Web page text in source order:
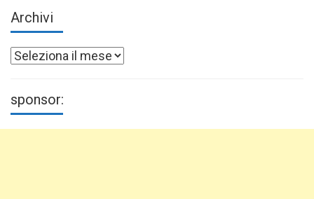
Archivi
Archivi
sponsor: